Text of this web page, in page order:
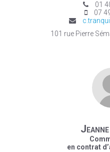
01
07
101 rue Pierre
en contrat